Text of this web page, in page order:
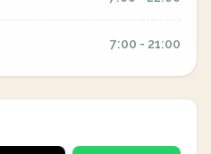
7:00 - 21:00